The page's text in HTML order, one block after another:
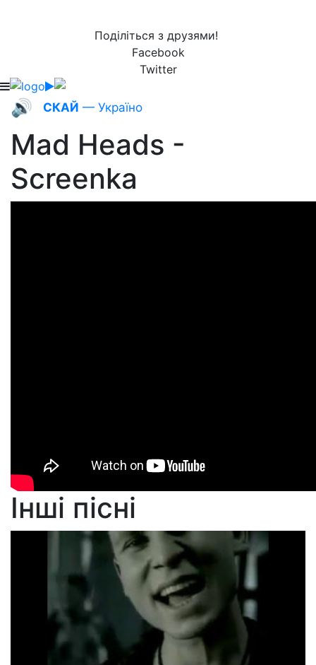
Поділіться з друзями!
Facebook
Twitter
🔊 СКАЙ — Україно
Mad Heads -
Screenka
Інші пісні